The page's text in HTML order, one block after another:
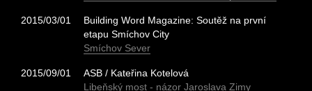
2015/03/01
Building Word Magazine: Soutěž na první
etapu Smíchov City
Smíchov Sever
2015/09/01
ASB / Kateřina Kotelová
Libeňský most - názor Jaroslava Zimy